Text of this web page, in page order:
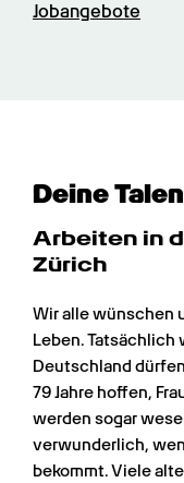
Jobangebote
Deine
Arbeiten in
Zürich
Wir alle wünschen
Leben. Tatsächlich
Deutschland
79 Jahre hoffen,
werden sogar
verwunderlich,
bekommt. Viele